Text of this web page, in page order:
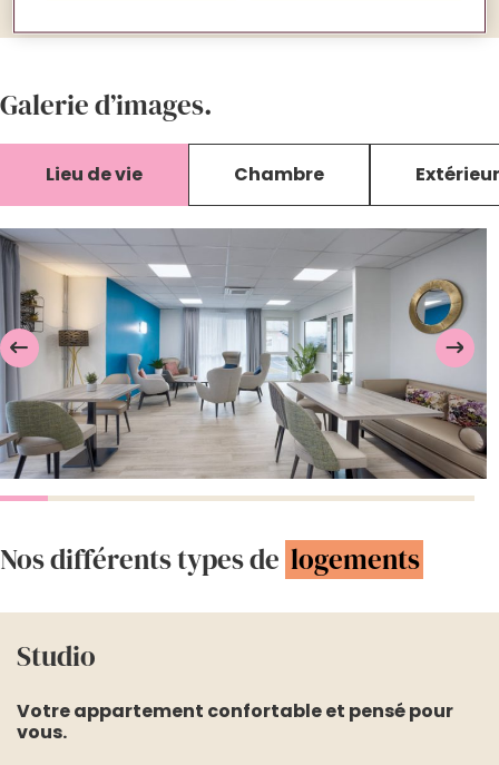
Galerie d’images.
Lieu de vie Chambre Extérieur
Nos différents types de logements
Studio
Votre appartement confortable et pensé pour
vous.